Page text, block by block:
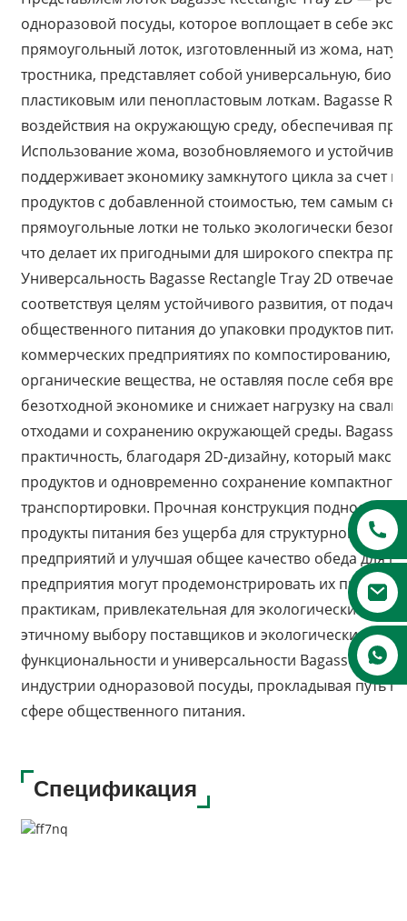
одноразовой посуды, которое воплощает в себе
прямоугольный лоток, изготовленный из жома,
тростника, представляет собой универсальную,
пластиковым или пенопластовым лоткам. Bagasse
воздействия на окружающую среду, обеспечивая
Использование жома, возобновляемого и
поддерживает экономику замкнутого цикла за счет
продуктов с добавленной стоимостью, тем самым
прямоугольные лотки не только экологически
что делает их пригодными для широкого спектра
Универсальность Bagasse Rectangle Tray 2D
соответствуя целям устойчивого развития, от
общественного питания до упаковки продуктов
коммерческих предприятиях по компостированию,
органические вещества, не оставляя после себя
безотходной экономике и снижает нагрузку на
отходами и сохранению окружающей среды. Bagasse
практичность, благодаря 2D-дизайну, который
продуктов и одновременно сохранение
транспортировки. Прочная конструкция подносов
продукты питания без ущерба для структурной
предприятий и улучшая общее качество обеда для
предприятия могут продемонстрировать их
практикам, привлекательная для экологически
этичному выбору поставщиков и экологически
функциональности и универсальности Bagasse
индустрии одноразовой посуды, прокладывая путь к
сфере общественного питания.
Спецификация